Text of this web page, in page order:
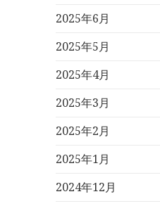
2025年6月
2025年5月
2025年4月
2025年3月
2025年2月
2025年1月
2024年12月